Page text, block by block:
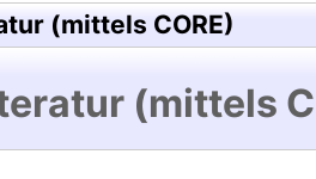
(mittels CORE)
(mittels